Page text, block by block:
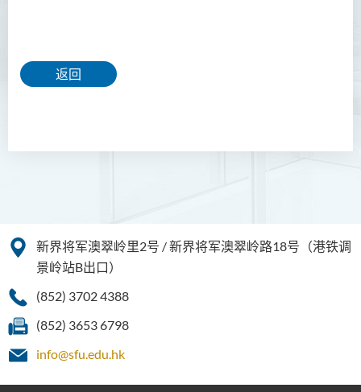
返回
新界将军澳翠岭里2号 / 新界将军澳翠岭路18号（港铁调
景岭站B出口）
(852) 3702 4388
(852) 3653 6798
info@sfu.edu.hk